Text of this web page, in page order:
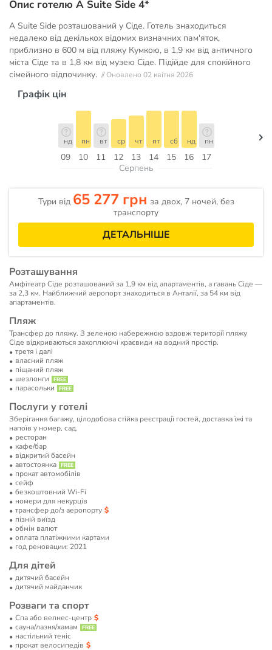
Опис готелю A Suite Side 4*
A Suite Side розташований у Сіде. Готель знаходиться
недалеко від декількох відомих визначних пам'яток,
приблизно в 600 м від пляжу Кумкою, в 1,9 км від античного
міста Сіде та в 1,8 км від музею Сіде. Підійде для спокійного
сімейного відпочинку. // Оновлено 02 квітня 2026
Графік цін
09
нд
10
пн
11
вт
12
ср
13
чт
14
пт
15
сб
16
нд
17
пн
Серпень
Тури від 65 277 грн за двох, 7 ночей, без
транспорту
ДЕТАЛЬНІШЕ
Розташування
Амфітеатр Сіде розташований за 1,9 км від апартаментів, а гавань Сіде —
за 2,3 км. Найближчий аеропорт знаходиться в Анталії, за 54 км від
апартаментів.
Пляж
Трансфер до пляжу. З зеленою набережною вздовж території пляжу
Сіде відкриваються захоплюючі краєвиди на водний простір.
третя і далі
власний пляж
піщаний пляж
шезлонги
парасольки
Послуги у готелі
Зберігання багажу, цілодобова стійка реєстрації гостей, доставка їжі та
напоїв у номер, сад.
ресторан
кафе/бар
відкритий басейн
автостоянка
прокат автомобілів
сейф
безкоштовний Wi-Fi
номери для некурців
трансфер до/з аеропорту
пізній виїзд
обмін валют
оплата платіжними картами
год реновации: 2021
Для дітей
дитячий басейн
дитячий майданчик
Розваги та спорт
Спа або велнес-центр
сауна/лазня/хамам
настільний теніс
прокат велосипедів